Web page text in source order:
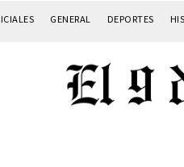
GENERAL DEPORTES